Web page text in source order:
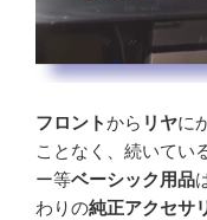
フロントから リヤに
ことなく、続いてい
ー等ベーシック用品
わりの純正アクセサ